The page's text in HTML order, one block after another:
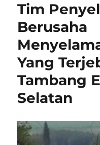
Tim
Berusaha
Yang
Tambang
Selatan